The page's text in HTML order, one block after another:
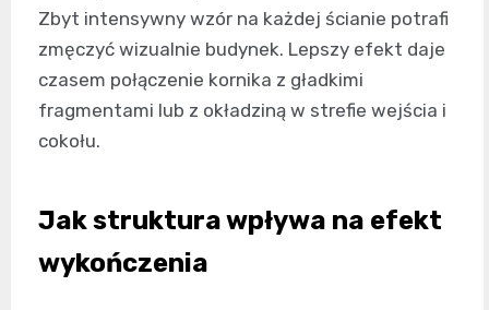
Zbyt intensywny wzór na każdej ścianie potrafi
zmęczyć wizualnie budynek. Lepszy efekt daje
czasem połączenie kornika z gładkimi
fragmentami lub z okładziną w strefie wejścia i
cokołu.
Jak struktura wpływa na efekt
wykończenia